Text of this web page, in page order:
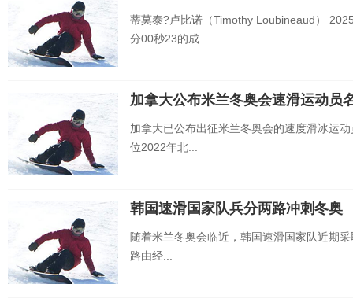
蒂莫泰?卢比诺（Timothy Loubineaud）
分00秒23的成...
加拿大公布米兰冬奥会速滑运动员
加拿大已公布出征米兰冬奥会的速度滑冰运
位2022年北...
韩国速滑国家队兵分两路冲刺冬奥
随着米兰冬奥会临近，韩国速滑国家队近期
路由经...